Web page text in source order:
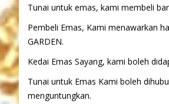
Tunai untuk emas, kami membeli
Pembeli Emas, Kami menawarkan
GARDEN.
Kedai Emas Sayang, kami boleh
Tunai untuk Emas Kami boleh
menguntungkan.